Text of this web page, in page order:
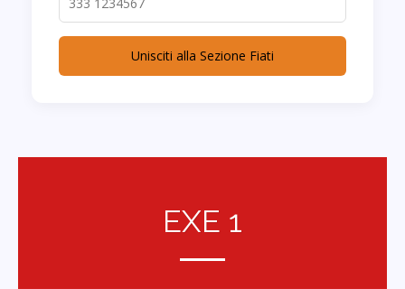
Unisciti alla Sezione Fiati
EXE 1